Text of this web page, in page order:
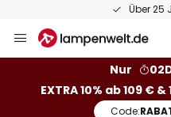
Über 25
Inhalt
Nur
EXTRA 10% ab 109 € &
Code: